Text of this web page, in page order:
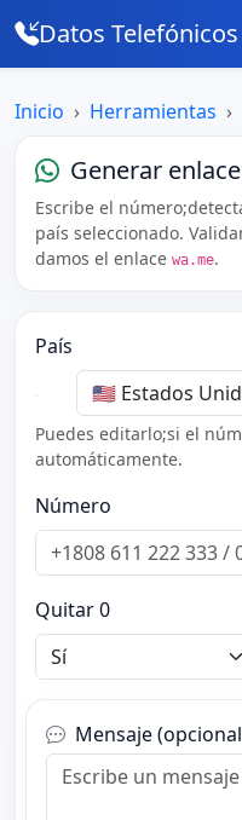
Datos Telefónicos
Inicio Herramientas
Generar
Escribe el
país seleccionado.
damos el enlace wa.me.
País
Puedes editarlo;si el
automáticamente.
Número
Quitar 0
Mensaje